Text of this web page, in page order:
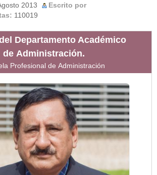
2013
Escrito por
110019
Departamento Académico
de Administración.
Profesional de Administración